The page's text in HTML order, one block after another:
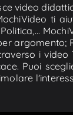
video
ti
i video
Puoi